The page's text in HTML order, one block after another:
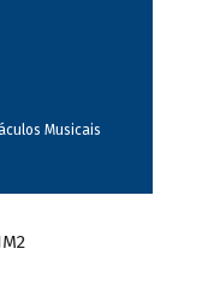
Musicais